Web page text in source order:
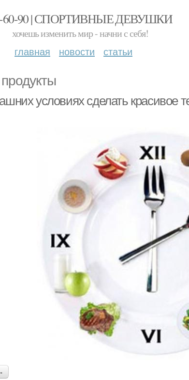
60-90 | СПОРТИВНЫЕ ДЕВУШКИ
хочешь изменить мир - начни с себя!
главная новости статьи
условиях сделать красивое